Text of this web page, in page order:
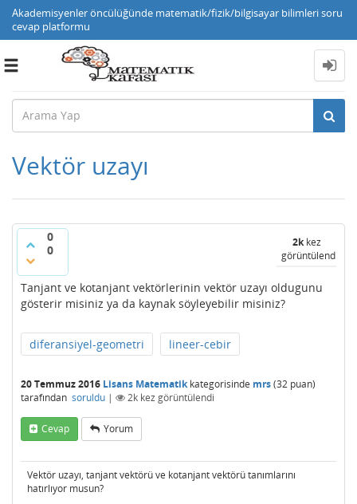
Akademisyenler öncülüğünde matematik/fizik/bilgisayar bilimleri soru
cevap platformu
Toggle
Vektör uzayı
0
0
2kkez
görüntülendi
Tanjant ve kotanjant vektörlerinin vektör uzayı oldugunu
gösterir misiniz ya da kaynak söyleyebilir misiniz?
diferansiyel-geometri lineer-cebir
20 Temmuz 2016 Lisans Matematikkategorisinde mrs(32 puan)
tarafından soruldu | 2k kez görüntülendi
Cevap Yorum
Vektör uzayı, tanjant vektörü ve kotanjant vektörü tanımlarını
hatırlıyor musun?